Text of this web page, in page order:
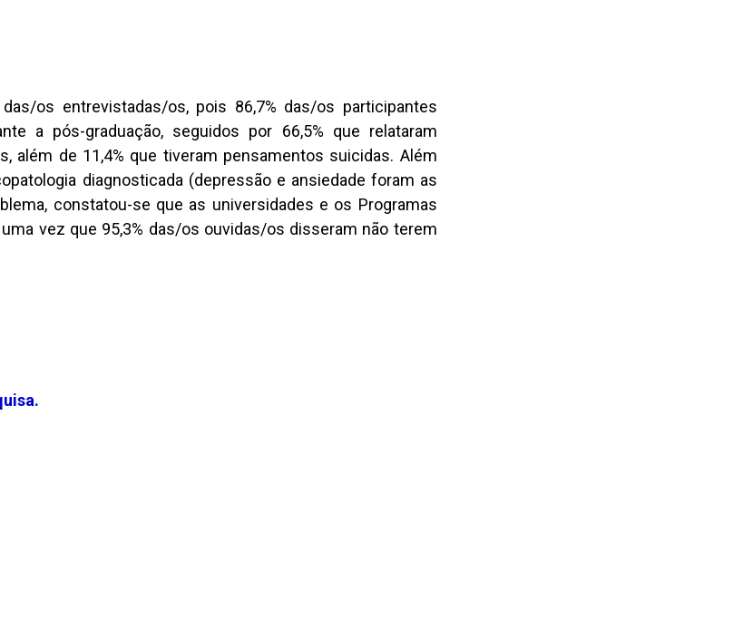
os entrevistadas/os, pois 86,7% das/os participantes
a pós-graduação, seguidos por 66,5% que relataram
além de 11,4% que tiveram pensamentos suicidas. Além
diagnosticada (depressão e ansiedade foram as
constatou-se que as universidades e os Programas
vez que 95,3% das/os ouvidas/os disseram não terem